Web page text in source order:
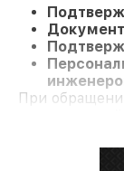
При
на все